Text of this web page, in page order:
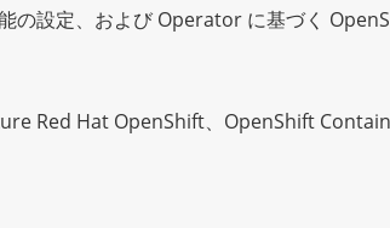
の設定、および Operator に基づく
Red Hat OpenShift、OpenShift